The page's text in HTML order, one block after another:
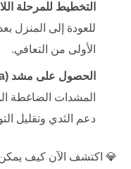
التخطيط للمرحلة
للعودة إلى المنزل
الأولى من التعافي.
الحصول على مشد (Support Bra) خاص:
المشدات الضاغطة
دعم الثدي وتقليل
💎 اكتشف الآن كيف